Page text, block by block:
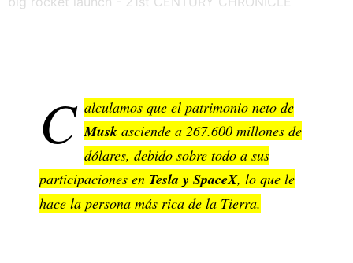
C alculamos que el patrimonio neto de
Musk asciende a 267.600 millones de
dólares, debido sobre todo a sus
participaciones en Tesla y SpaceX, lo que le
hace la persona más rica de la Tierra.